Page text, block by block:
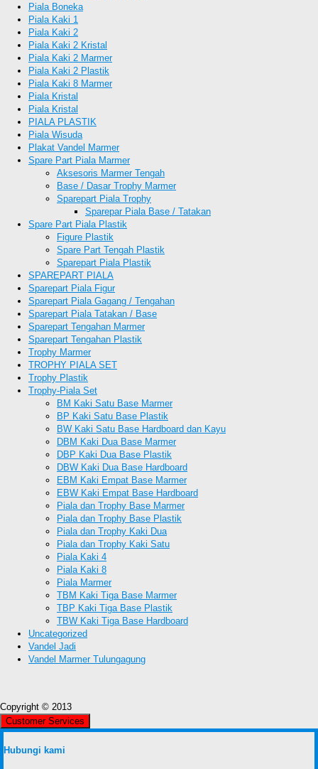
Piala Boneka
Piala Kaki 1
Piala Kaki 2
Piala Kaki 2 Kristal
Piala Kaki 2 Marmer
Piala Kaki 2 Plastik
Piala Kaki 8 Marmer
Piala Kristal
Piala Kristal
PIALA PLASTIK
Piala Wisuda
Plakat Vandel Marmer
Spare Part Piala Marmer
Aksesoris Marmer Tengah
Base / Dasar Trophy Marmer
Sparepart Piala Trophy
Sparepar Piala Base / Tatakan
Spare Part Piala Plastik
Figure Plastik
Spare Part Tengah Plastik
Sparepart Piala Plastik
SPAREPART PIALA
Sparepart Piala Figur
Sparepart Piala Gagang / Tengahan
Sparepart Piala Tatakan / Base
Sparepart Tengahan Marmer
Sparepart Tengahan Plastik
Trophy Marmer
TROPHY PIALA SET
Trophy Plastik
Trophy-Piala Set
BM Kaki Satu Base Marmer
BP Kaki Satu Base Plastik
BW Kaki Satu Base Hardboard dan Kayu
DBM Kaki Dua Base Marmer
DBP Kaki Dua Base Plastik
DBW Kaki Dua Base Hardboard
EBM Kaki Empat Base Marmer
EBW Kaki Empat Base Hardboard
Piala dan Trophy Base Marmer
Piala dan Trophy Base Plastik
Piala dan Trophy Kaki Dua
Piala dan Trophy Kaki Satu
Piala Kaki 4
Piala Kaki 8
Piala Marmer
TBM Kaki Tiga Base Marmer
TBP Kaki Tiga Base Plastik
TBW Kaki Tiga Base Hardboard
Uncategorized
Vandel Jadi
Vandel Marmer Tulungagung
Copyright © 2013
Customer Services
Hubungi kami